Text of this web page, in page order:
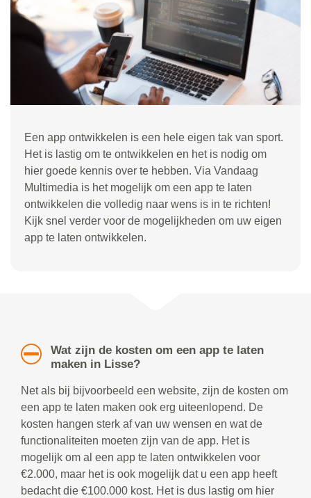
Een app ontwikkelen is een hele eigen tak van sport.
Het is lastig om te ontwikkelen en het is nodig om
hier goede kennis over te hebben. Via Vandaag
Multimedia is het mogelijk om een app te laten
ontwikkelen die volledig naar wens is in te richten!
Kijk snel verder voor de mogelijkheden om uw eigen
app te laten ontwikkelen.
Wat zijn de kosten om een app te laten
maken in Lisse?
Net als bij bijvoorbeeld een website, zijn de kosten om
een app te laten maken ook erg uiteenlopend. De
kosten hangen sterk af van uw wensen en wat de
functionaliteiten moeten zijn van de app. Het is
mogelijk om al een app te laten ontwikkelen voor
€2.000, maar het is ook mogelijk dat u een app heeft
bedacht die €100.000 kost. Het is dus lastig om hier